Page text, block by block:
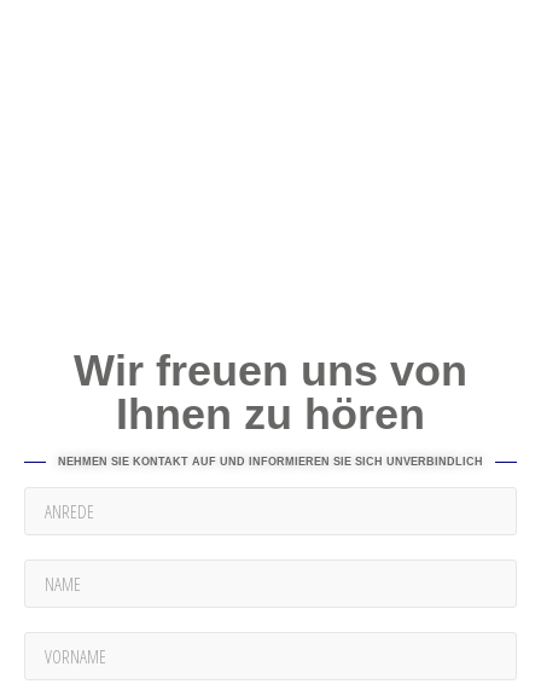
Wir freuen uns von
Ihnen zu hören
NEHMEN SIE KONTAKT AUF UND INFORMIEREN SIE SICH UNVERBINDLICH